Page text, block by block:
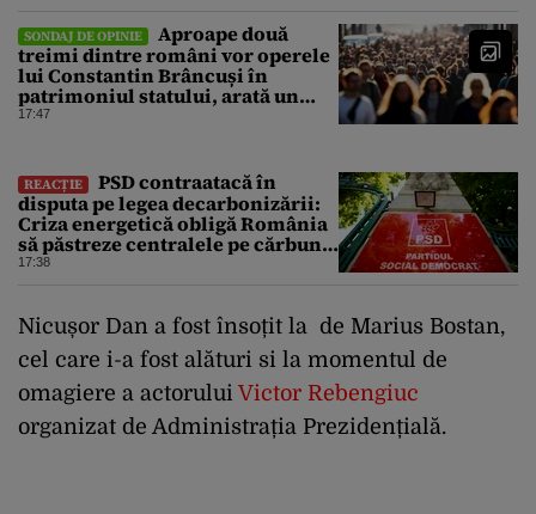
SONDAJ DE OPINIE
Aproape două
treimi dintre români vor operele
lui Constantin Brâncuși în
patrimoniul statului, arată un
sondaj
17:47
REACȚIE
PSD contraatacă în
disputa pe legea decarbonizării:
Criza energetică obligă România
să păstreze centralele pe cărbune.
Bolojan, acuzat de duplicitate
17:38
Nicușor Dan a fost însoțit la de Marius Bostan,
cel care i-a fost alături si la momentul de
omagiere a actorului Victor Rebengiuc
organizat de Administrația Prezidențială.